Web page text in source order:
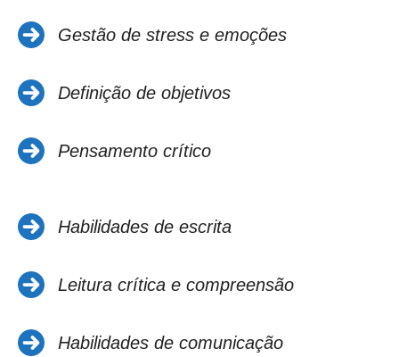
Gestão de stress e emoções
Definição de objetivos
Pensamento crítico
Habilidades de escrita
Leitura crítica e compreensão
Habilidades de comunicação